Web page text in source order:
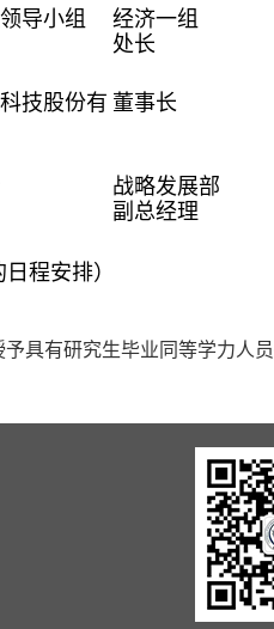
导小组
经济一组
处长
技股份有 董事长
战略发展部
副总经理
程安排）
予具有研究生毕业同等学力人